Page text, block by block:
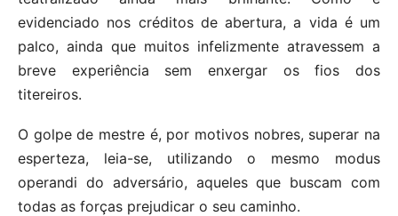
evidenciado nos créditos de abertura, a vida é um
palco, ainda que muitos infelizmente atravessem a
breve experiência sem enxergar os fios dos
titereiros.
O golpe de mestre é, por motivos nobres, superar na
esperteza, leia-se, utilizando o mesmo modus
operandi do adversário, aqueles que buscam com
todas as forças prejudicar o seu caminho.